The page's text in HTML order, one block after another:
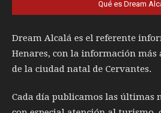
Qué es Dream
Dream Alcalá es el referente
Henares, con la información más
de la ciudad natal de Cervantes.
Cada día publicamos las últimas